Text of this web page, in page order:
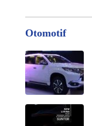
Otomotif